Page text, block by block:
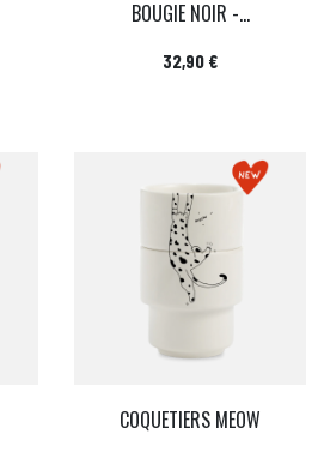
BOUGIE NOIR -...
Prix
32,90 €
COQUETIERS MEOW